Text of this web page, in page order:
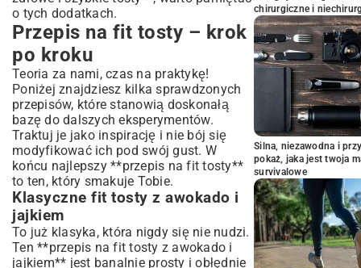
o tych dodatkach.
Przepis na fit tosty – krok
po kroku
Teoria za nami, czas na praktykę!
Poniżej znajdziesz kilka sprawdzonych
przepisów, które stanowią doskonałą
bazę do dalszych eksperymentów.
Traktuj je jako inspirację i nie bój się
modyfikować ich pod swój gust. W
końcu najlepszy **przepis na fit tosty**
to ten, który smakuje Tobie.
Klasyczne fit tosty z awokado i
jajkiem
To już klasyka, która nigdy się nie nudzi.
Ten **przepis na fit tosty z awokado i
jajkiem** jest banalnie prosty i obłędnie
chirurgiczne i
Silna, niezawodna i
pokaż, jaka jest twoja
survivalowe